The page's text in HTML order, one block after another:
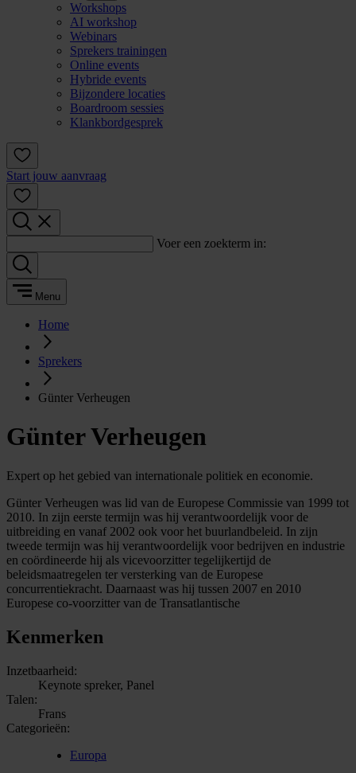
Workshops
AI workshop
Webinars
Sprekers trainingen
Online events
Hybride events
Bijzondere locaties
Boardroom sessies
Klankbordgesprek
Start jouw aanvraag
Voer een zoekterm in:
Menu
Home
Sprekers
Günter Verheugen
Günter Verheugen
Expert op het gebied van internationale politiek en economie.
Günter Verheugen was lid van de Europese Commissie van 1999 tot
2010. In zijn eerste termijn was hij verantwoordelijk voor de
uitbreiding en vanaf 2002 ook voor het buurlandbeleid. In zijn
tweede termijn was hij verantwoordelijk voor bedrijven en industrie
en coördineerde hij als vicevoorzitter tegelijkertijd de
beleidsmaatregelen ter versterking van de Europese
concurrentiekracht. Daarnaast was hij tussen 2007 en 2010
Europese co-voorzitter van de Transatlantische
Kenmerken
Inzetbaarheid:
Keynote spreker, Panel
Talen:
Frans
Categorieën:
Europa